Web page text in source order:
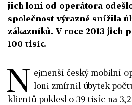
jich loni od operátora
společnost výrazně snížila
zákazníků. V roce 2013 jich
100 tisíc.
N ejmenší český mobilní
loni zmírnil úbytek
klientů poklesl o 39 tisíc na